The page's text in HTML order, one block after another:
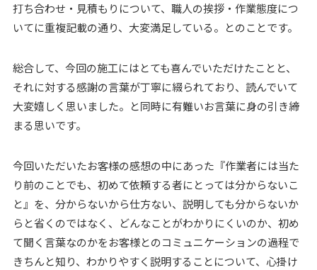
打ち合わせ・見積もりについて、職人の挨拶・作業態度につ
いてに重複記載の通り、大変満足している。とのことです。
総合して、今回の施工にはとても喜んでいただけたことと、
それに対する感謝の言葉が丁寧に綴られており、読んでいて
大変嬉しく思いました。と同時に有難いお言葉に身の引き締
まる思いです。
今回いただいたお客様の感想の中にあった『作業者には当た
り前のことでも、初めて依頼する者にとっては分からないこ
と』を、分からないから仕方ない、説明しても分からないか
らと省くのではなく、どんなことがわかりにくいのか、初め
て聞く言葉なのかをお客様とのコミュニケーションの過程で
きちんと知り、わかりやすく説明することについて、心掛け